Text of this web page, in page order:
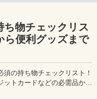
ち物チェックリス
ら便利グッズまで
須の持ち物チェックリスト！
ットカードなどの必需品か